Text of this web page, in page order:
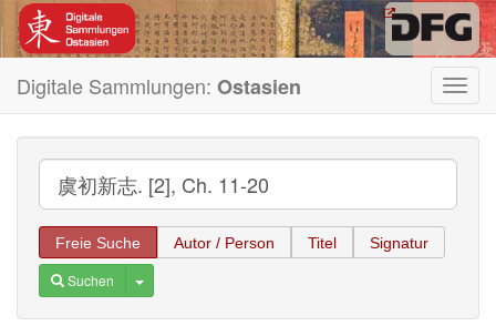
Digitale Sammlungen: Ostasien
Freie Suche Autor / Person Titel Signatur
Suchen Toggle Dropdown